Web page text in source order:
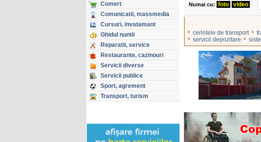
Comert
Comunicatii, massmedia
Cursuri, invatamant
Ghidul nuntii
Reparatii, service
Restaurante, cazinouri
Servicii diverse
Servicii publice
Sport, agrement
Transport, turism
Numai cu: foto video
• cerintele de transport •
• servicii depozitare •